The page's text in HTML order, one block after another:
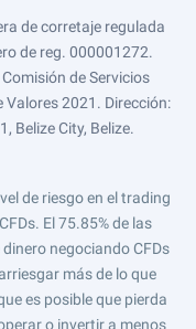
de corretaje regulada
de reg. 000001272.
de Servicios
Valores 2021. Dirección:
Belize City, Belize.
de riesgo en el trading
El 75.85% de las
negociando CFDs
más de lo que
es posible que pierda
o invertir a menos